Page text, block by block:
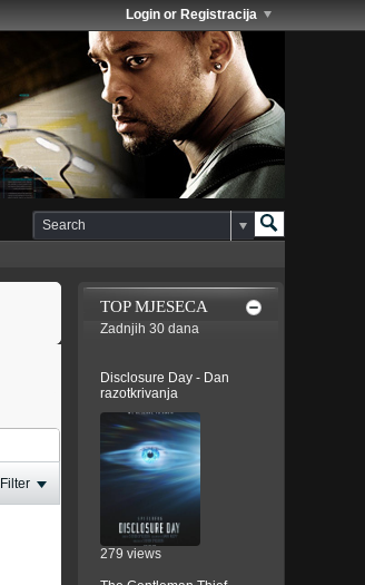
Login or Registracija
Filter
TOP MJESECA
Zadnjih 30 dana
Disclosure Day - Dan
razotkrivanja
279 views